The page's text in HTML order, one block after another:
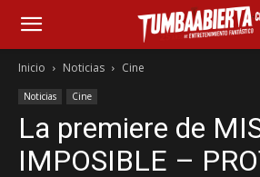
Inicio Noticias Cine
Noticias Cine
La premiere de
IMPOSIBLE –